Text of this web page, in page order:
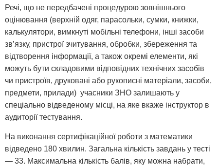
Речі, що не передбачені процедурою зовнішнього
оцінювання (верхній одяг, парасольки, сумки, книжки,
калькулятори, вимкнуті мобільні телефони, інші засоби
зв’язку, пристрої зчитування, обробки, збереження та
відтворення інформації, а також окремі елементи, які
можуть бути складовими відповідних технічних засобів
чи пристроїв, друковані або рукописні матеріали, засоби,
предмети, прилади) учасники ЗНО залишають у
спеціально відведеному місці, на яке вкаже інструктор в
аудиторії тестування.
На виконання сертифікаційної роботи з математики
відведено 180 хвилин. Загальна кількість завдань у тесті
— 33. Максимальна кількість балів, яку можна набрати,